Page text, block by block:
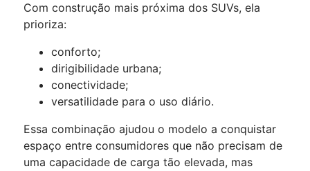
Com construção mais próxima dos SUVs, ela
prioriza:
conforto;
dirigibilidade urbana;
conectividade;
versatilidade para o uso diário.
Essa combinação ajudou o modelo a conquistar
espaço entre consumidores que não precisam de
uma capacidade de carga tão elevada, mas